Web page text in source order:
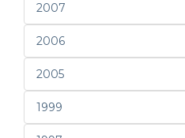
2007
2006
2005
1999